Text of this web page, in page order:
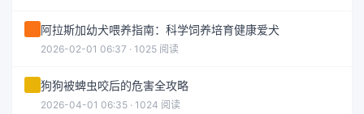
阿拉斯加幼犬喂养指南：科学饲养培育健康爱犬
2026-02-01 06:37 · 1025 阅读
狗狗被蜱虫咬后的危害全攻略
2026-04-01 06:35 · 1024 阅读